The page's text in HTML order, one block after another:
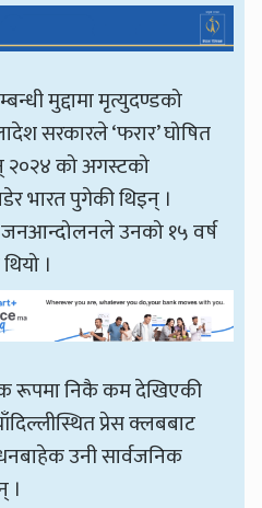
मुद्दामा मृत्युदण्डको
सरकारले ‘फरार’ घोषित
२०२४ को अगस्टको
भारत पुगेकी थिइन् ।
जनआन्दोलनले उनको १५ वर्ष
।
रूपमा निकै कम देखिएकी
प्रेस क्लबबाट
उनी सार्वजनिक
।